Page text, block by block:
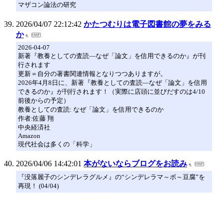
マザコン論法の研究
2026/04/07 22:12:42 かたつむりは電子図書館の夢をみる
か
2026-04-07
新著『教養としての査読―なぜ「論文」を信用できるのか』が刊
行されます
更新＝自分の著書関連情報となりつつありますが。
2026年4月8日に、新著『教養としての査読―なぜ「論文」を信用
できるのか』が刊行されます！（実際に店頭に並びだすのは4/10
前後からの予定）
教養としての査読: なぜ「論文」を信用できるのか
作者:佐藤 翔
中央経済社
Amazon
現代社会は多くの「科学」
2026/04/06 14:42:01 本がないならブログをお読み
『没落麗子のシンデレラグルメ』の“シンデレラマ～ボ～豆腐”を
再現！ (04/04)